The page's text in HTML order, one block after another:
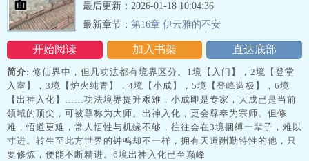
开始阅读 加入书架 直达底部
最后更新：2026-01-18 10:04:36
最新章节： 第16章 伊云雅的不安
简介: 修仙界中，但凡功法都有境界区分。1境【入门】，2境【登堂
入室】，3境【炉火纯青】，4境【小成】，5境【登峰造极】，6境
【出神入化】……功法境界提升艰难，小成即是专家，大成已是当前
领域的顶尖，可被尊称为大师。出神入化，更会尊奉为宗师。但修
难，悟道更难，常人悟性与机缘不够，往往会在3境捆缚一辈子，难以
寸进。转生至此方世界的钟鸣却不一样，拥有天道酬勤特性的他，只
要修炼，便能不断精进。6境出神入化已至巅峰